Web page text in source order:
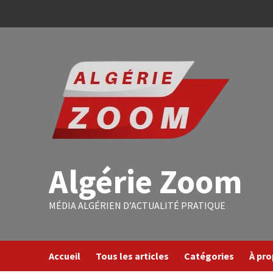
Algérie Zoom
MÉDIA ALGÉRIEN D’ACTUALITÉ PRATIQUE
Accueil Tous les articles Catégories À